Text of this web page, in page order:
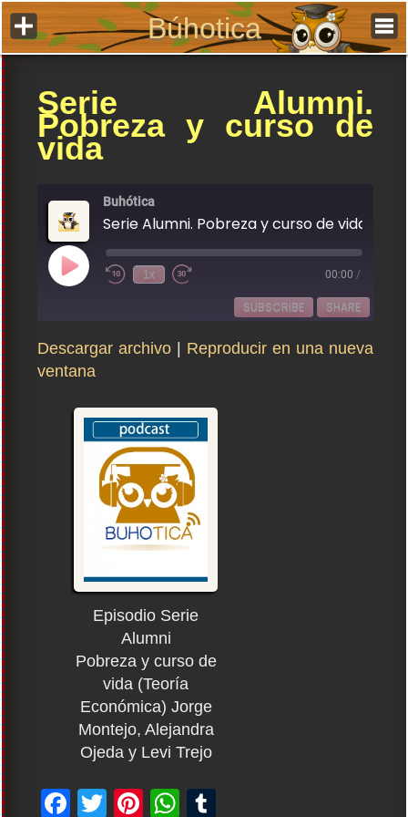
al
contenido
Búhotica
Serie Alumni.
Pobreza y curso de
vida
Buhótica
Serie Alumni. Pobreza y curso de vida
Play
Episode
Rewind
1x
Fast
00:00 /
SUBSCRIBE SHARE
RSS FEED
SHARE
EMBED
Descargar archivo
Reproducir en una nueva
ventana
Episodio Serie
Alumni
Pobreza y curso de
vida (Teoría
Económica) Jorge
Montejo, Alejandra
Ojeda y Levi Trejo
Facebook
TwitterPinterest
WhatsApp